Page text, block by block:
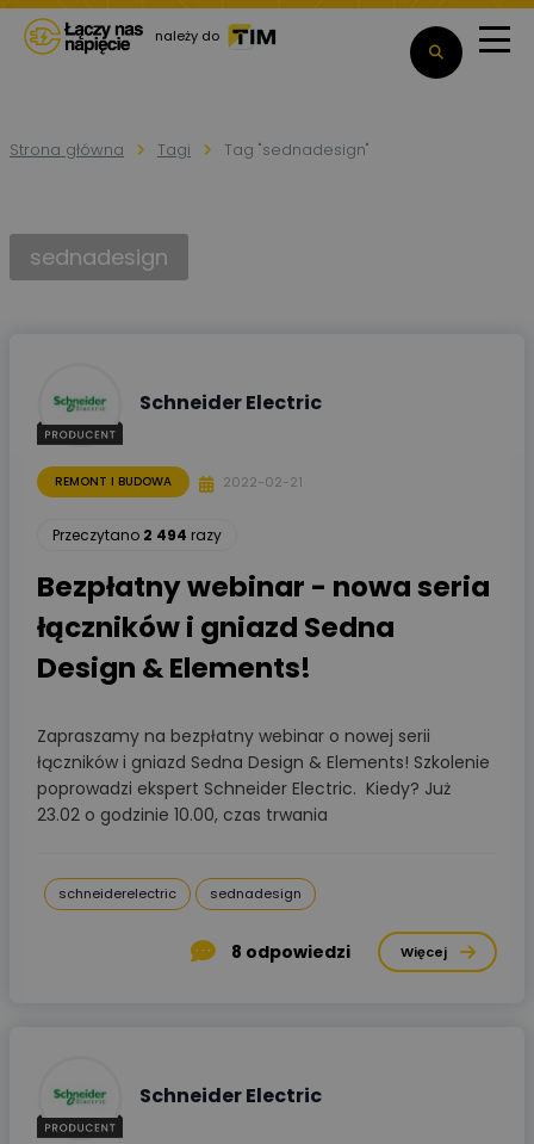
należy do
Strona główna Tagi Tag "sednadesign"
sednadesign
Schneider Electric
REMONT I BUDOWA 2022-02-21
Przeczytano 2 494 razy
Bezpłatny webinar - nowa seria
łączników i gniazd Sedna
Design & Elements!
Zapraszamy na bezpłatny webinar o nowej serii
łączników i gniazd Sedna Design & Elements! Szkolenie
poprowadzi ekspert Schneider Electric. Kiedy? Już
23.02 o godzinie 10.00, czas trwania
schneiderelectric sednadesign
8 odpowiedzi Więcej
Schneider Electric